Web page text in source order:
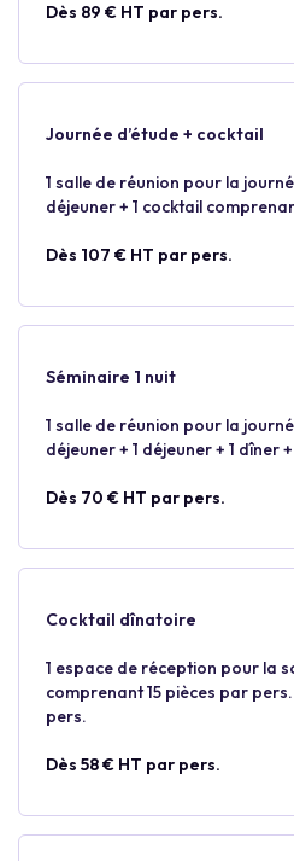
Dès 89 € HT par pers.
Journée d’étude + cocktail
1 salle de réunion pour la
déjeuner + 1 cocktail
Dès 107 € HT par pers.
Séminaire 1 nuit
1 salle de réunion pour la
déjeuner + 1 déjeuner + 1 dîner
Dès 70 € HT par pers.
Cocktail dînatoire
1 espace de réception pour la
comprenant 15 pièces par
pers.
Dès 58 € HT par pers.